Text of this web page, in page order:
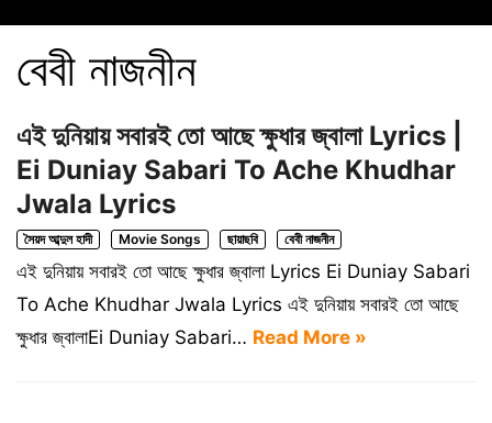
বেবী নাজনীন
এই দুনিয়ায় সবারই তো আছে ক্ষুধার জ্বালা Lyrics |
Ei Duniay Sabari To Ache Khudhar
Jwala Lyrics
সৈয়দ আব্দুল হাদী Movie Songs ছায়াছবি বেবী নাজনীন
এই দুনিয়ায় সবারই তো আছে ক্ষুধার জ্বালা Lyrics Ei Duniay Sabari
To Ache Khudhar Jwala Lyrics এই দুনিয়ায় সবারই তো আছে
ক্ষুধার জ্বালাEi Duniay Sabari… Read More »